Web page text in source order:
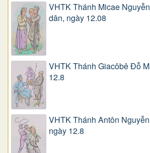
VHTK Thánh Micae
dân, ngày 12.08
VHTK Thánh Giacôbê Ðỗ
12.8
VHTK Thánh Antôn
ngày 12.8